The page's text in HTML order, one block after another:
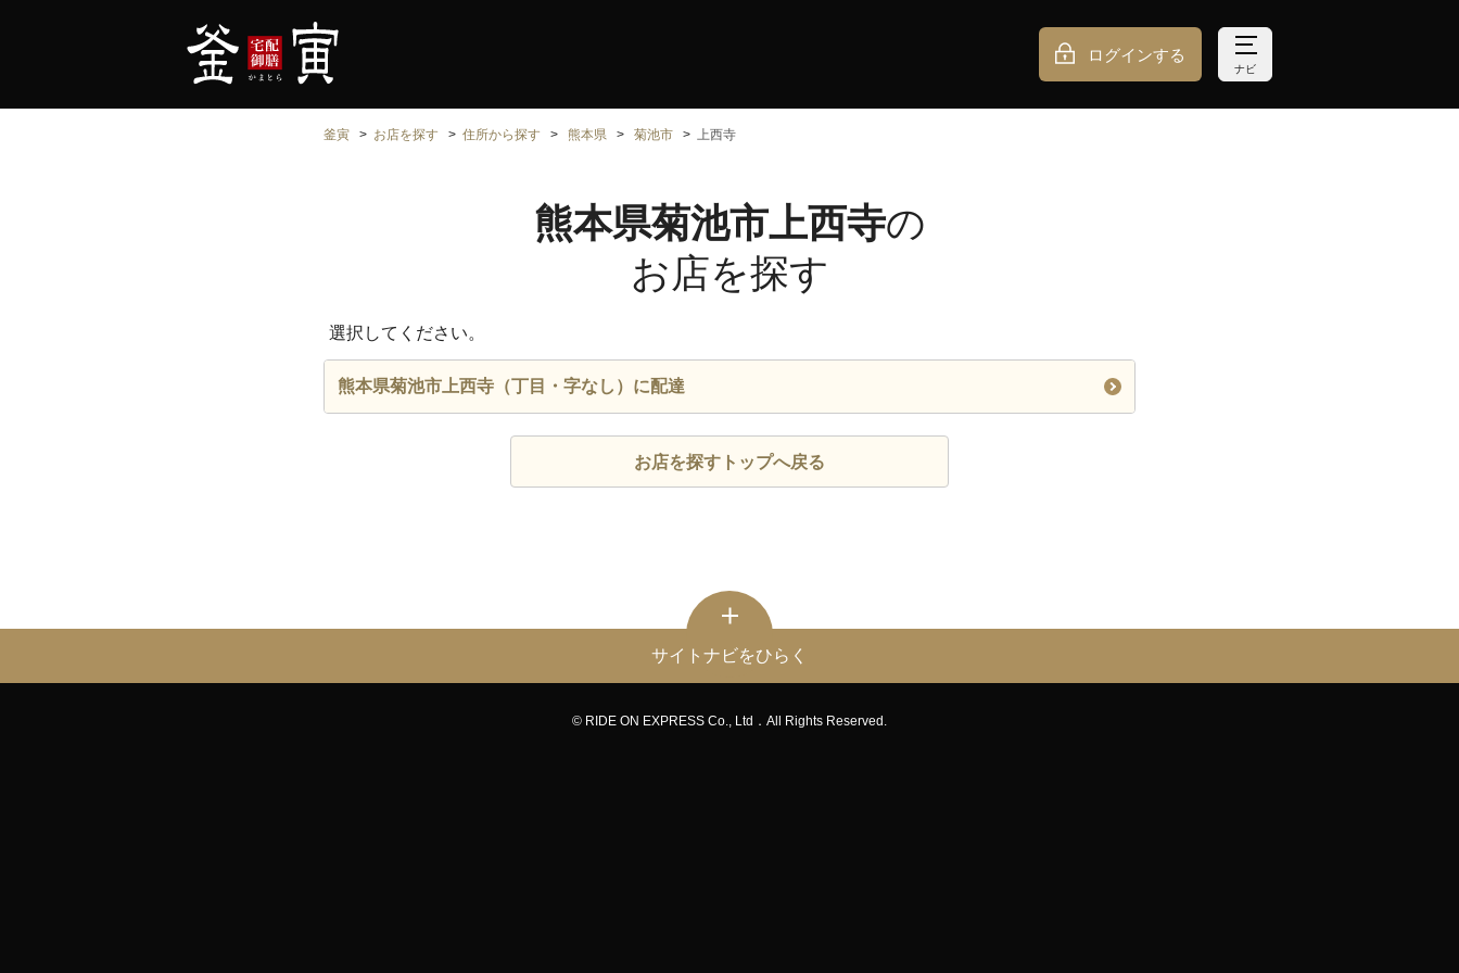
ログインする
ナビ
釜寅 お店を探す 住所から探す 熊本県 菊池市 上西寺
熊本県菊池市上西寺の
お店を探す
選択してください。
熊本県菊池市上西寺（丁目・字なし）に配達
お店を探すトップへ戻る
サイトナビをひらく
© RIDE ON EXPRESS Co., Ltd．All Rights Reserved.